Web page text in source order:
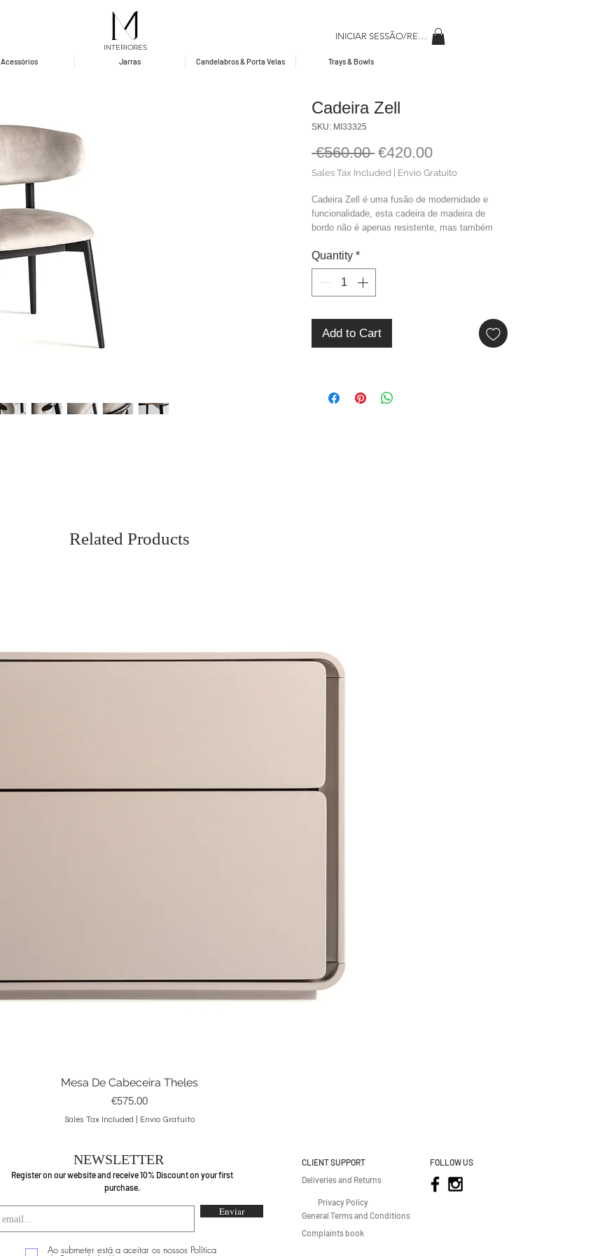
INTERIORES
INICIAR SESSÃO/REGISAR
Acessórios Jarras Candelabros & Porta Velas Trays & Bowls
Cadeira Zell
SKU: MI33325
€560.00 Regular
Price
€420.00Sale
Price
Sales Tax Included Envio Gratuito
Cadeira Zell é uma fusão de modernidade e
funcionalidade, esta cadeira de madeira de
bordo não é apenas resistente, mas também
simples, mas imponente, é perfeita para quem
busca inovar em seus espaços com design e
conforto.
Medidas: C.57 x L.56 x A.78 cm
Peso: 7,3 kg
Quantity *
Add to Cart
Related Products
Quick View
Mesa De Cabeceira Theles
Price
€575.00
Sales Tax Included Envio Gratuito
NEWSLETTER
Register on our website and receive 10% Discount on your first
purchase.
Enviar
Ao submeter está a aceitar os nossos Política
CLIENT SUPPORT
Deliveries and Returns
FOLLOW US
Privacy Policy
General Terms and Conditions
Complaints book